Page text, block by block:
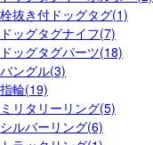
栓抜き付ドッグタグ(1)
ドッグタグナイフ(7)
ドッグタグパーツ(18)
バングル(3)
指輪(19)
ミリタリーリング(5)
シルバーリング(6)